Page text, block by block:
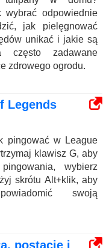
wybrać odpowiednie
jak pielęgnować
unikać i jakie są
często zadawane
zdrowego ogrodu.
Legends
pingować w League
klawisz G, aby
wybierz
skrótu Alt+klik, aby
swoją
postacie i